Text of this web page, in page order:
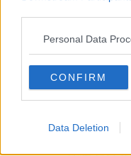
Personal Data
CONFIRM
Data Deletion